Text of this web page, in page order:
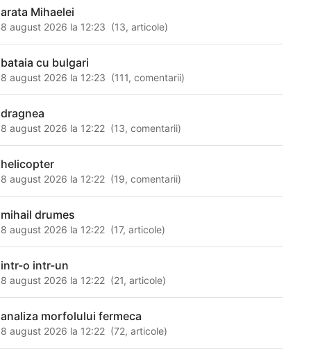
arata Mihaelei
8 august 2026 la 12:23 (13,articole)
bataia cu bulgari
8 august 2026 la 12:23 (111,comentarii)
dragnea
8 august 2026 la 12:22 (13,comentarii)
helicopter
8 august 2026 la 12:22 (19,comentarii)
mihail drumes
8 august 2026 la 12:22 (17,articole)
intr-o intr-un
8 august 2026 la 12:22 (21,articole)
analiza morfolului fermeca
8 august 2026 la 12:22 (72,articole)